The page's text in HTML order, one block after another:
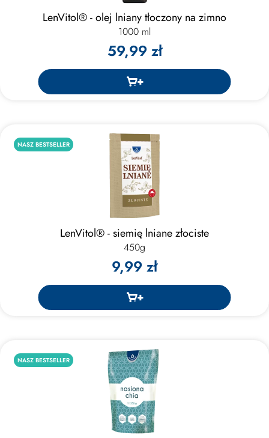
LenVitol® - olej lniany tłoczony na zimno
1000 ml
59,99 zł
NASZ BESTSELLER
LenVitol® - siemię lniane złociste
450g
9,99 zł
NASZ BESTSELLER